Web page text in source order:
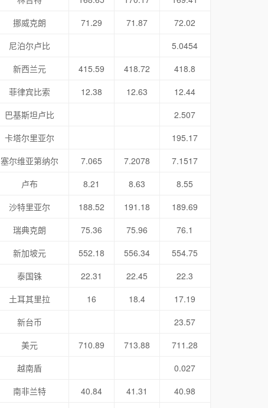
挪威克朗
71.29 71.87
72.02
尼泊尔卢比
5.0454
新西兰元
415.59 418.72
418.8
菲律宾比索
12.38 12.63
12.44
巴基斯坦卢比
2.507
卡塔尔里亚尔
195.17
塞尔维亚第纳尔
7.065 7.2078
7.1517
卢布
8.21 8.63
8.55
沙特里亚尔
188.52 191.18
189.69
瑞典克朗
75.36 75.96
76.1
新加坡元
552.18 556.34
554.75
泰国铢
22.31 22.45
22.3
土耳其里拉
16 18.4
17.19
新台币
23.57
美元
710.89 713.88
711.28
越南盾
0.027
南非兰特
40.84 41.31 40.98